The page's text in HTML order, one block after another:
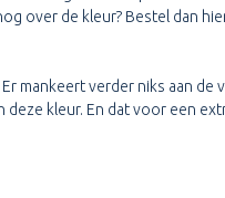
over de kleur? Bestel dan
mankeert verder niks aan de
kleur. En dat voor een